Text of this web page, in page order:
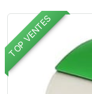
TOP VENTES